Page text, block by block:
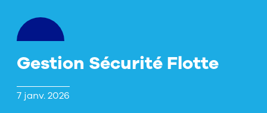
Gestion Sécurité Flotte
7 janv. 2026